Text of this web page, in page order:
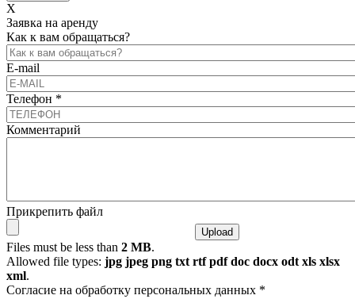
X
Заявка на аренду
Как к вам обращаться?
E-mail
Телефон *
Комментарий
Прикрепить файл
Files must be less than 2 MB.
Allowed file types: jpg jpeg png txt rtf pdf doc docx odt xls xlsx
xml.
Согласие на обработку персональных данных *